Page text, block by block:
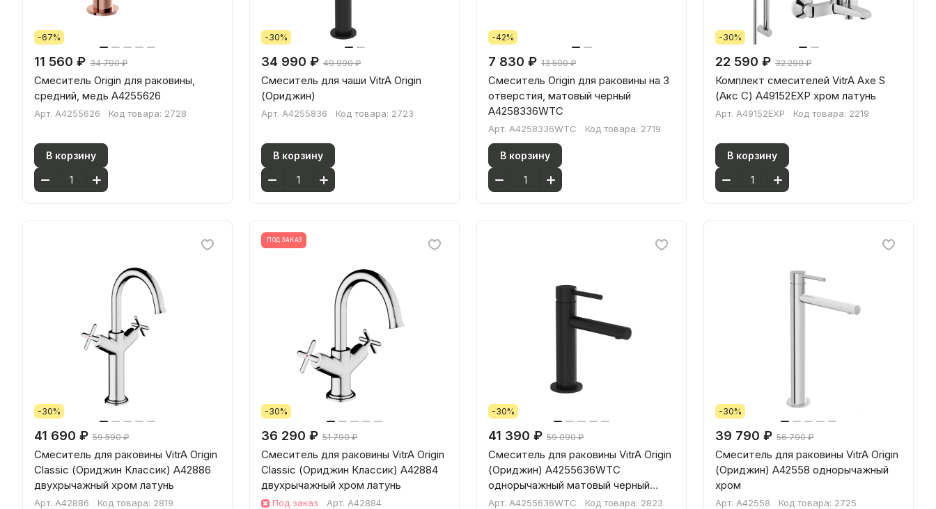
-67%
11 560 ₽ 34 790 ₽
Смеситель Origin для раковины,
средний, медь A4255626
Арт. A4255626 Код товара: 2728
В корзину
-30%
34 990 ₽ 49 990 ₽
Смеситель для чаши VitrA Origin
(Ориджин)
Арт. A4255836 Код товара: 2723
В корзину
-42%
7 830 ₽ 13 500 ₽
Смеситель Origin для раковины на 3
отверстия, матовый черный
A4258336WTC
Арт. A4258336WTC Код товара: 2719
В корзину
-30%
22 590 ₽ 32 290 ₽
Комплект смесителей VitrA Axe S
(Акс С) A49152EXP хром латунь
Арт. A49152EXP Код товара: 2219
В корзину
-30%
41 690 ₽ 59 590 ₽
Смеситель для раковины VitrA Origin
Classic (Ориджин Классик) A42886
двухрычажный хром латунь
Арт. A42886 Код товара: 2819
ПОД ЗАКАЗ
-30%
36 290 ₽ 51 790 ₽
Смеситель для раковины VitrA Origin
Classic (Ориджин Классик) A42884
двухрычажный хром латунь
Под заказ Арт. A42884
-30%
41 390 ₽ 59 090 ₽
Смеситель для раковины VitrA Origin
(Ориджин) A4255636WTC
однорычажный матовый черный
латунь
Арт. A4255636WTC Код товара: 2823
-30%
39 790 ₽ 56 790 ₽
Смеситель для раковины VitrA Origin
(Ориджин) A42558 однорычажный
хром
Арт. A42558 Код товара: 2725